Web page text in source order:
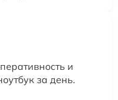
и
за день.